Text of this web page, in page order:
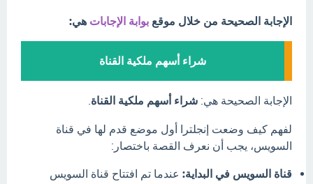
الإجابة الصحيحة من خلال موقع بوابة الإجابات هي:
شراء أسهم ملكية القناة
الإجابة الصحيحة هي: شراء أسهم ملكية القناة
لفهم كيف وضعت إنجلترا أول موضع قدم لها في قناة
السويس، يجب أن نعرف القصة باختصار:
قناة السويس في البداية: عندما تم افتتاح قناة السويس